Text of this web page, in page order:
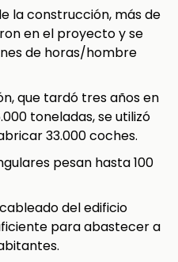
la construcción, más de
en el proyecto y se
de horas/hombre
que tardó tres años en
toneladas, se utilizó
33.000 coches.
pesan hasta 100
del edificio
para abastecer a